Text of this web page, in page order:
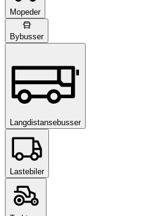
Mopeder
Bybusser
Langdistansebusser
Lastebiler